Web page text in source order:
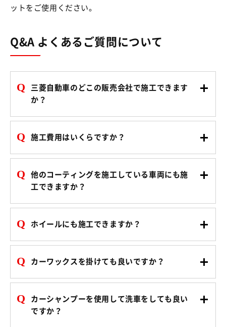
ットをご使用ください。
Q&A よくあるご質問について
Q
三菱自動車のどこの販売会社で施工できます
か？
Q 施工費用はいくらですか？
Q
他のコーティングを施工している車両にも施
工できますか？
Q ホイールにも施工できますか？
Q カーワックスを掛けても良いですか？
Q
カーシャンプーを使用して洗車をしても良い
ですか？